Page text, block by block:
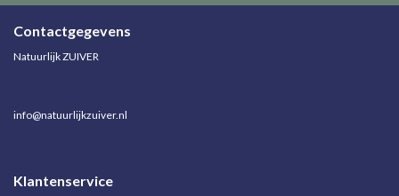
Contactgegevens
Natuurlijk ZUIVER
info@natuurlijkzuiver.nl
Klantenservice